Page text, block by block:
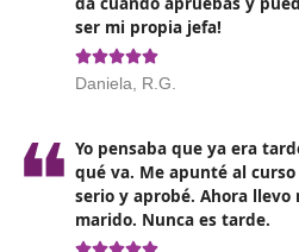
Obtener el Título de
forma de cumplir con los
oportunidad para
transporte
. Además, con
los vehículos autónomos,
cambios es esencial.